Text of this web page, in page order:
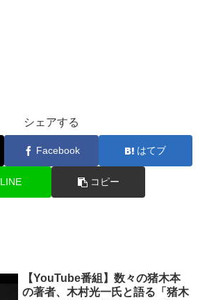
シェアする
Facebook はてブ
LINE コピー
【YouTube番組】数々の猪木本
の著者、木村光一氏と語る「猪木